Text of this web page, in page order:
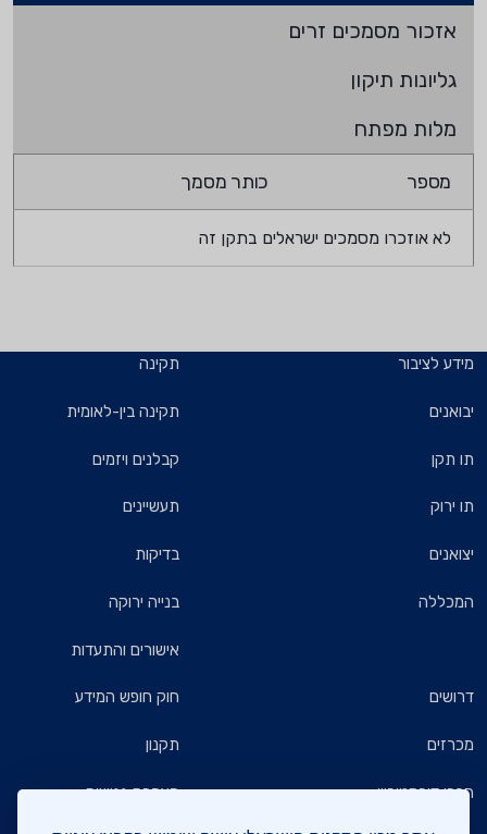
אזכור מסמכים זרים
גליונות תיקון
מלות מפתח
מספר כותר מסמך
לא אוזכרו מסמכים ישראלים בתקן זה
מידע לציבור
יבואנים
תו תקן
תו ירוק
יצואנים
המכללה
תקינה
תקינה בין-לאומית
קבלנים ויזמים
תעשיינים
בדיקות
בנייה ירוקה
אישורים והתעדות
דרושים
מכרזים
חברי דירקטוריון
חוק חופש המידע
תקנון
הצהרת נגישות